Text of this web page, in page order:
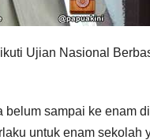
Ujian Nasional
sampai ke enam
untuk enam sekolah